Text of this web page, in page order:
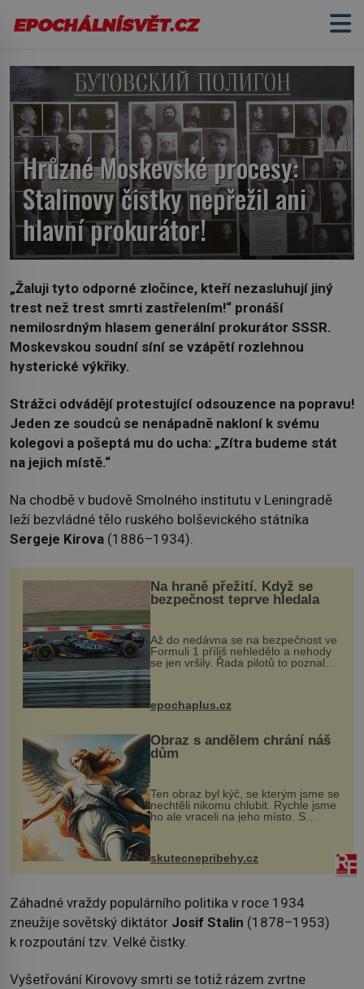
Hrůzné Moskevské procesy:
Stalinovy čistky nepřežil ani
hlavní prokurátor!
„Žaluji tyto odporné zločince, kteří nezasluhují jiný
trest než trest smrti zastřelením!“ pronáší
nemilosrdným hlasem generální prokurátor SSSR.
Moskevskou soudní síní se vzápětí rozlehnou
hysterické výkřiky.
Strážci odvádějí protestující odsouzence na popravu!
Jeden ze soudců se nenápadně nakloní k svému
kolegovi a pošeptá mu do ucha: „Zítra budeme stát
na jejich místě.“
Na chodbě v budově Smolného institutu v Leningradě
leží bezvládné tělo ruského bolševického státníka
Sergeje Kirova (1886–1934).
Na hraně přežití. Když se
bezpečnost teprve hledala
Až do nedávna se na bezpečnost ve
Formuli 1 příliš nehledělo a nehody
se jen vršily. Řada pilotů to poznala
na vlastní kůži, často s trvalými
následky nebo bohužel i ztrátou
života. Dnes nepochopiteln...
epochaplus.cz
Obraz s andělem chrání náš
dům
Ten obraz byl kýč, se kterým jsme se
nechtěli nikomu chlubit. Rychle jsme
ho ale vraceli na jeho místo. S
manželem Vaškem jsme si pořídili
chaloupku, takový domek na severu
Čech, kde jsme si naplánova...
skutecnepribehy.cz
Záhadné vraždy populárního politika v roce 1934
zneužije sovětský diktátor Josif Stalin (1878–1953)
k rozpoutání tzv. Velké čistky.
Vyšetřování Kirovovy smrti se totiž rázem zvrtne